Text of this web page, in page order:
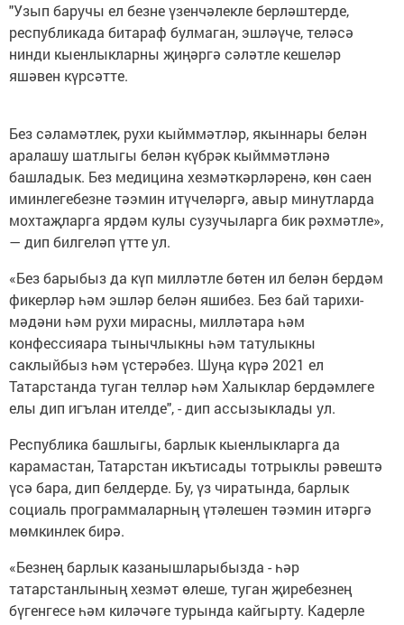
"Узып баручы ел безне үзенчәлекле берләштерде,
республикада битараф булмаган, эшләүче, теләсә
нинди кыенлыкларны җиңәргә сәләтле кешеләр
яшәвен күрсәтте.
Без сәламәтлек, рухи кыйммәтләр, якыннары белән
аралашу шатлыгы белән күбрәк кыйммәтләнә
башладык. Без медицина хезмәткәрләренә, көн саен
иминлегебезне тәэмин итүчеләргә, авыр минутларда
мохтаҗларга ярдәм кулы сузучыларга бик рәхмәтле»,
— дип билгеләп үтте ул.
«Без барыбыз да күп милләтле бөтен ил белән бердәм
фикерләр һәм эшләр белән яшибез. Без бай тарихи-
мәдәни һәм рухи мирасны, милләтара һәм
конфессияара тынычлыкны һәм татулыкны
саклыйбыз һәм үстерәбез. Шуңа күрә 2021 ел
Татарстанда туган телләр һәм Халыклар бердәмлеге
елы дип игълан ителде", - дип ассызыклады ул.
Республика башлыгы, барлык кыенлыкларга да
карамастан, Татарстан икътисады тотрыклы рәвештә
үсә бара, дип белдерде. Бу, үз чиратында, барлык
социаль программаларның үтәлешен тәэмин итәргә
мөмкинлек бирә.
«Безнең барлык казанышларыбызда - һәр
татарстанлының хезмәт өлеше, туган җиребезнең
бүгенгесе һәм киләчәге турында кайгырту. Кадерле